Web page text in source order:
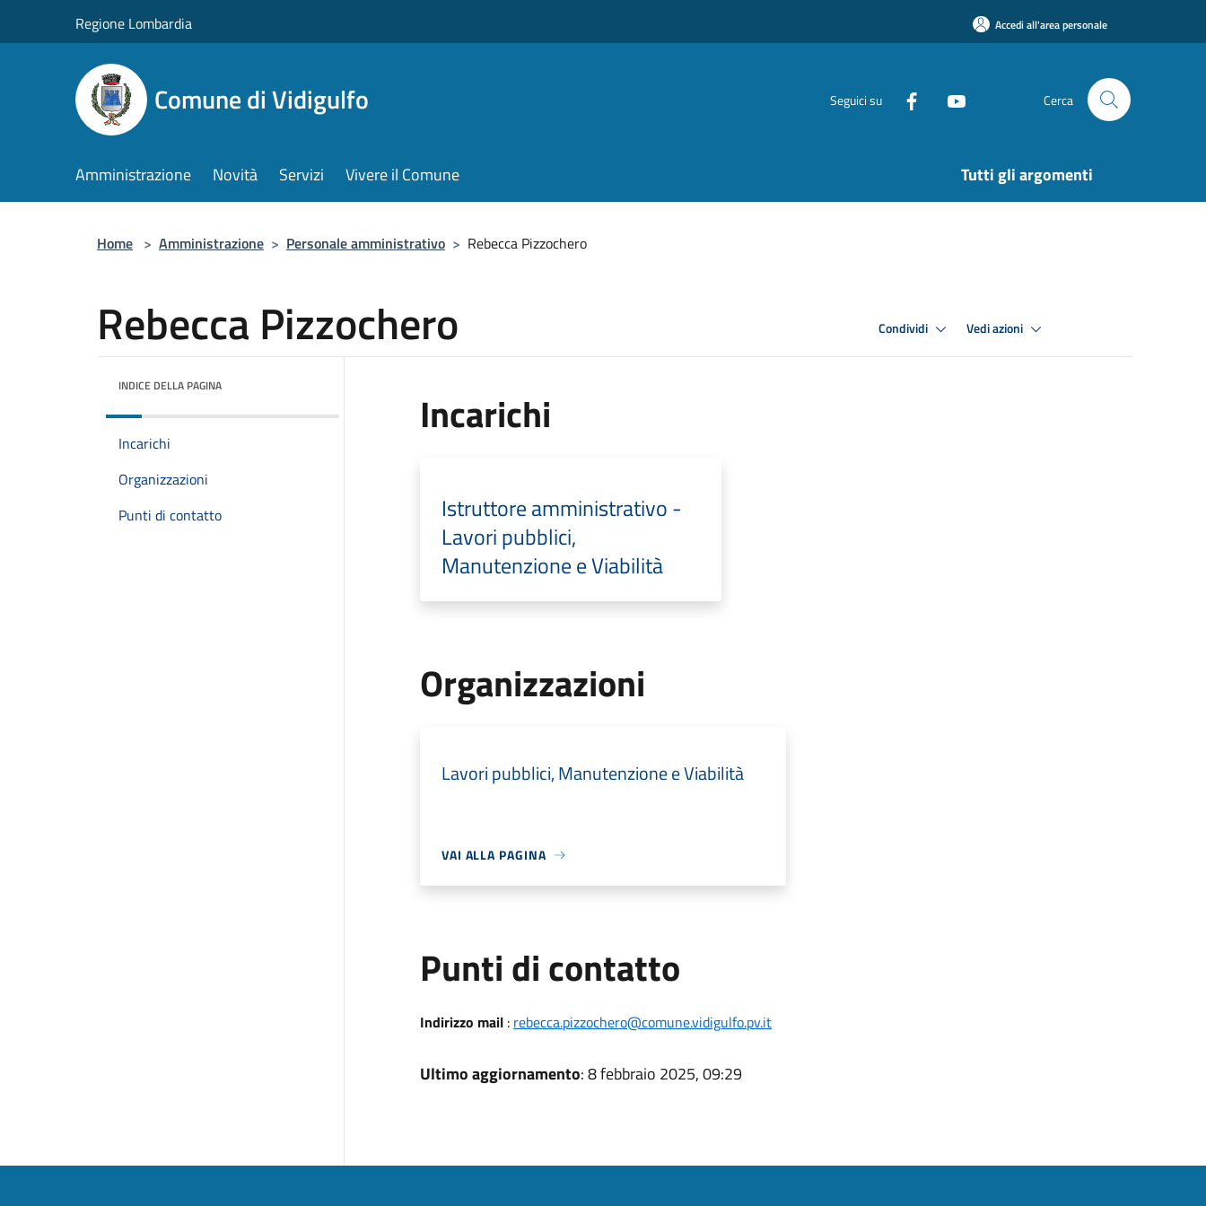
Regione Lombardia Accedi all'area personale
Comune di Vidigulfo Seguici su Cerca
Amministrazione Novità Servizi Vivere il Comune Tutti gli argomenti
Home > Amministrazione > Personale amministrativo > Rebecca Pizzochero
Rebecca Pizzochero Condividi Vedi azioni
INDICE DELLA PAGINA
Incarichi
Organizzazioni
Punti di contatto
Incarichi
Istruttore amministrativo -
Lavori pubblici,
Manutenzione e Viabilità
Organizzazioni
Lavori pubblici, Manutenzione e Viabilità
VAI ALLA PAGINA
Punti di contatto
Indirizzo mail: rebecca.pizzochero@comune.vidigulfo.pv.it
Ultimo aggiornamento: 8 febbraio 2025, 09:29